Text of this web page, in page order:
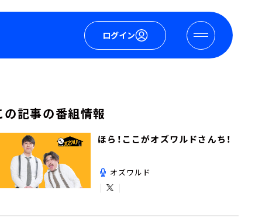
ログイン
の記事の番組情報
ほら！ここがオズワルドさんち！
オズワルド